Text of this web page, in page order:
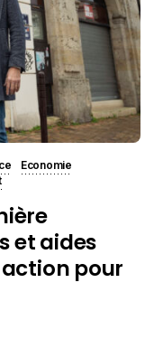
Economie
et aides
pour